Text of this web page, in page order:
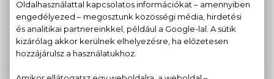
GUCCI
Guilty Pour Femme
Eau De Parfum
20.170 Ft -tól
GUCCI
Guilty Pour Femme
Eau De Parfum Intense